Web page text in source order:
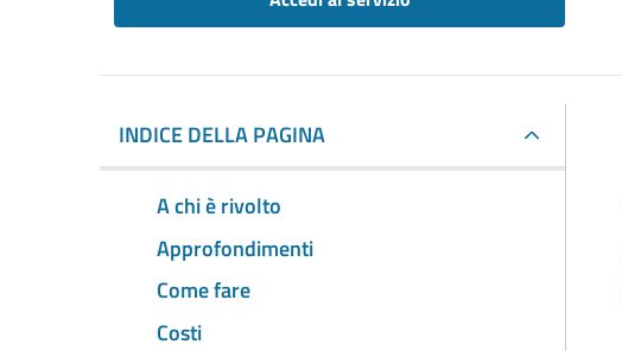
INDICE DELLA PAGINA
A chi è rivolto
Approfondimenti
Come fare
Costi